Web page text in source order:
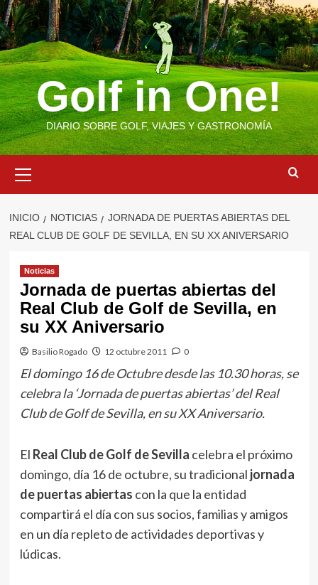
Saltar
al
contenido
Golf in One!
DIARIO SOBRE GOLF, VIAJES Y GASTRONOMÍA
primario
INICIO NOTICIAS
JORNADA DE PUERTAS ABIERTAS DEL
REAL CLUB DE GOLF DE SEVILLA, EN SU XX ANIVERSARIO
Noticias
Jornada de puertas abiertas del
Real Club de Golf de Sevilla, en
su XX Aniversario
Basilio Rogado 12 octubre 2011 0
El domingo 16 de Octubre desde las 10.30 horas, se
celebra la ‘Jornada de puertas abiertas’ del Real
Club de Golf de Sevilla, en su XX Aniversario.
El Real Club de Golf de Sevilla celebra el próximo
domingo, día 16 de octubre, su tradicional jornada
de puertas abiertas con la que la entidad
compartirá el día con sus socios, familias y amigos
en un día repleto de actividades deportivas y
lúdicas.